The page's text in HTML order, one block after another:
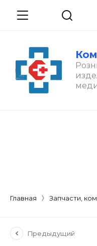
Главная Запчасти,
Предыдущий